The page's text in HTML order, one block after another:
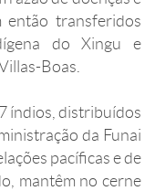
então transferidos
do Xingu e
Boas.
índios, distribuídos
da Funai
pacíficas e de
mantêm no cerne